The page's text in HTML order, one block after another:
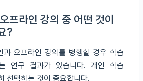
프라인 강의 중 어떤 것이
?
과 오프라인 강의를 병행할 경우 학습
연구 결과가 있습니다. 개인 학습
선택하는 것이 중요합니다.